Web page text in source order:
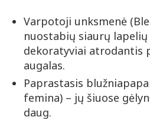
Varpotoji unksmenė
nuostabių siaurų
dekoratyviai atrodantis
augalas.
Paprastasis
femina) – jų šiuose
daug.